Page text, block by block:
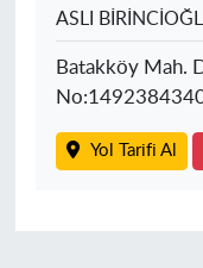
ASLI
Batakköy Mah.
Yol Tarifi Al